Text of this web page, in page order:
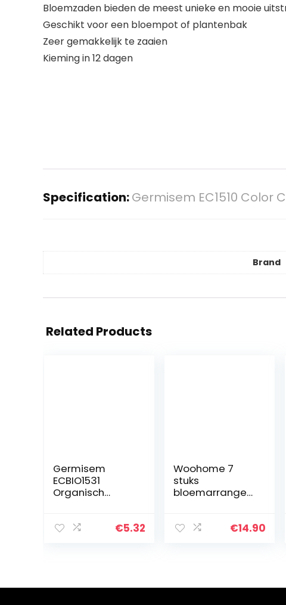
Bloemzaden bieden de meest unieke en mooie
Geschikt voor een bloempot of plantenbak
Zeer gemakkelijk te zaaien
Kieming in 12 dagen
Specification:Germisem EC1510 Color
Brand
Related Products
Germisem
ECBIO1531
Organisch
Zonnebloemzad
€5.32
Woohome 7
stuks
bloemarrangem
et Flora
draad, 22
€14.90